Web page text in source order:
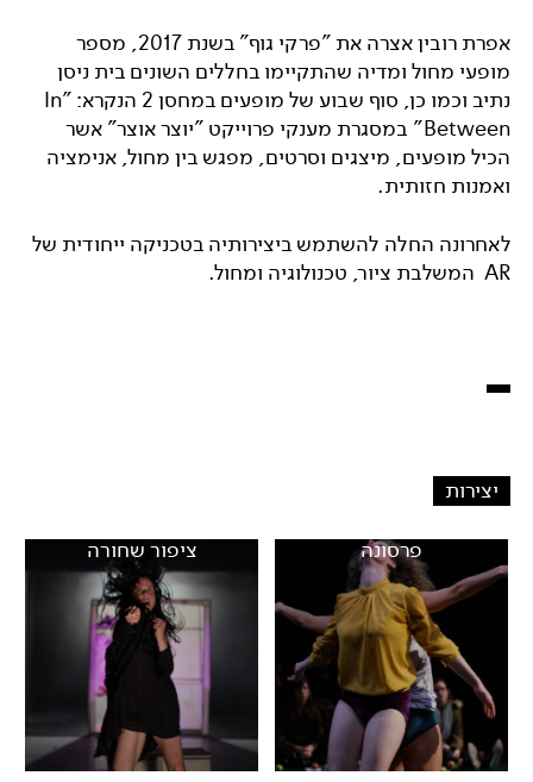
אפרת רובין אצרה את "פרקי גוף" בשנת 2017, מספר
מופעי מחול ומדיה שהתקיימו בחללים השונים בית ניסן
נתיב וכמו כן, סוף שבוע של מופעים במחסן 2 הנקרא: "In
Between" במסגרת מענקי פרוייקט "יוצר אוצר" אשר
הכיל מופעים, מיצגים וסרטים, מפגש בין מחול, אנימציה
ואמנות חזותית.
לאחרונה החלה להשתמש ביצירותיה בטכניקה ייחודית של
AR המשלבת ציור, טכנולוגיה ומחול.
יצירות
פרסונה ציפור שחורה